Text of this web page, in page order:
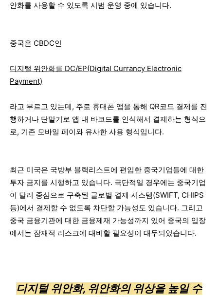
안화를 사용할 수 있도록 시범 운영 중에 있습니다.
중국은 CBDC인
디지털 위안화를 DC/EP(Digital Currancy Electronic
Payment)
라고 부르고 있는데, 주로 휴대폰 앱을 통해 QR코드 결제를 진
행하거나 단말기로 앱 내 바코드를 인식해서 결제하는 형식으
로, 기존 모바일 페이와 유사한 사용 형식입니다.
최근 미국은 국방부 블랙리스트에 편입한 중국기업들에 대한
투자 금지를 시행하고 있습니다. 극단적일 경우에는 중국기업
이 달러 중심으로 구축된 글로벌 결제 시스템(SWIFT, CHIPS
등)에서 결제할 수 없도록 차단할 가능성도 있습니다. 그리고
중국 금융기관에 대한 금융제재 가능성까지 있어 중국의 입장
에서는 잠재적 리스크에 대비할 필요성이 대두되었습니다.
디지털 위안화, 위안화의 위상을 높일 수